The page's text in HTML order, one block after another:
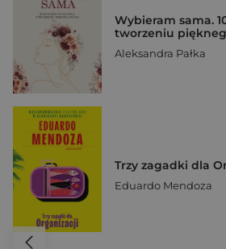
Wybieram sama.
tworzeniu
Aleksandra Pałka
Trzy zagadki dla
Eduardo Mendoza